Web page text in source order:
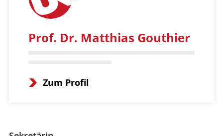
Prof. Dr. Matthias Gouthier
Zum Profil